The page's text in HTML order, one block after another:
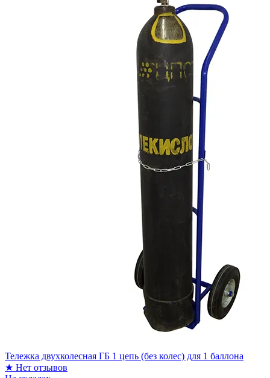
Тележка двухколесная ГБ 1 цепь (без колес) для 1 баллона
★ Нет отзывов